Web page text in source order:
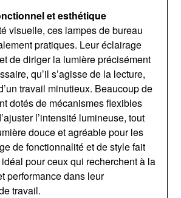
et esthétique
visuelle, ces lampes de bureau
pratiques. Leur éclairage
de diriger la lumière précisément
qu’il s’agisse de la lecture,
travail minutieux. Beaucoup de
dotés de mécanismes flexibles
l’intensité lumineuse, tout
douce et agréable pour les
de fonctionnalité et de style fait
pour ceux qui recherchent à la
performance dans leur
travail.